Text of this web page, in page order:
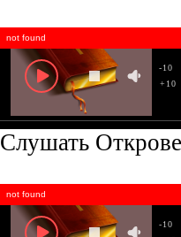
+10
-10
not found
Слушать
-10
not found